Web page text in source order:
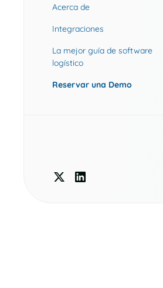
Acerca de
Integraciones
La mejor guía de software
logístico
Reservar una Demo